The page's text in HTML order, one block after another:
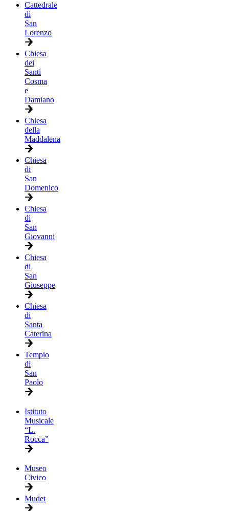
Cattedrale
di
San
Lorenzo
Chiesa
dei
Santi
Cosma
e
Damiano
Chiesa
della
Maddalena
Chiesa
di
San
Domenico
Chiesa
di
San
Giovanni
Chiesa
di
San
Giuseppe
Chiesa
di
Santa
Caterina
Tempio
di
San
Paolo
Istituto
Musicale
“L.
Rocca”
Museo
Civico
Mudet